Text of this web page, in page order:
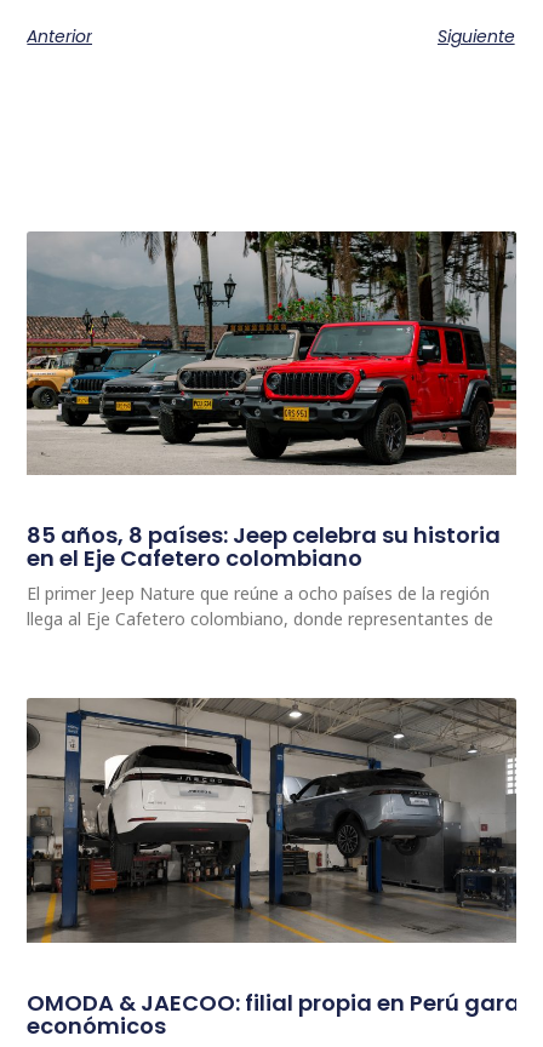
Anterior Siguiente
85 años, 8 países: Jeep celebra su historia
en el Eje Cafetero colombiano
El primer Jeep Nature que reúne a ocho países de la región
llega al Eje Cafetero colombiano, donde representantes de
OMODA & JAECOO: filial propia en Perú
económicos